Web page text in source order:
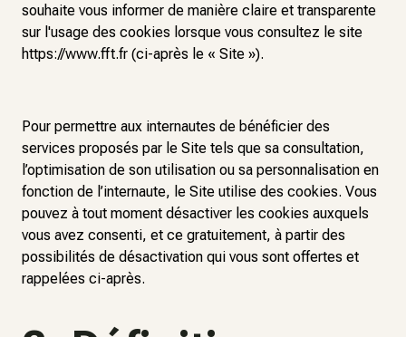
souhaite vous informer de manière claire et transparente
sur l'usage des cookies lorsque vous consultez le site
https://www.fft.fr (ci-après le « Site »).
Pour permettre aux internautes de bénéficier des
services proposés par le Site tels que sa consultation,
l’optimisation de son utilisation ou sa personnalisation en
fonction de l’internaute, le Site utilise des cookies. Vous
pouvez à tout moment désactiver les cookies auxquels
vous avez consenti, et ce gratuitement, à partir des
possibilités de désactivation qui vous sont offertes et
rappelées ci-après.